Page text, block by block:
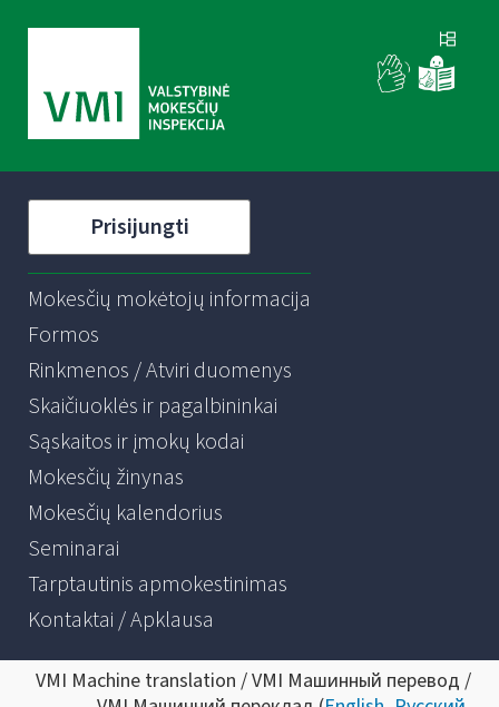
Prisijungti
Mokesčių mokėtojų informacija
Formos
Rinkmenos / Atviri duomenys
Skaičiuoklės ir pagalbininkai
Sąskaitos ir įmokų kodai
Mokesčių žinynas
Mokesčių kalendorius
Seminarai
Tarptautinis apmokestinimas
Kontaktai / Apklausa
VMI Machine translation / VMI Машинный перевод /